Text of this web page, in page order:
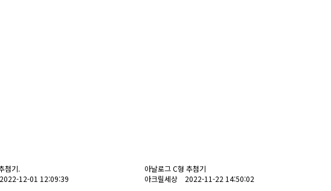
첨기.
12-01 12:09:39
아날로그 C형 추첨기
아크릴세상 2022-11-22 14:50:02